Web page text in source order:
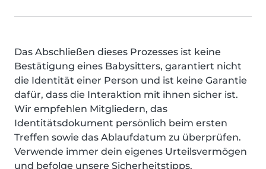
Das Abschließen dieses Prozesses ist keine
Bestätigung eines Babysitters, garantiert nicht
die Identität einer Person und ist keine Garantie
dafür, dass die Interaktion mit ihnen sicher ist.
Wir empfehlen Mitgliedern, das
Identitätsdokument persönlich beim ersten
Treffen sowie das Ablaufdatum zu überprüfen.
Verwende immer dein eigenes Urteilsvermögen
und befolge unsere Sicherheitstipps.